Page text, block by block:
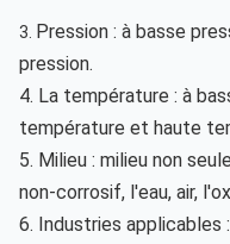
3. Pression : à basse
pression.
4. La température : à
température et haute
5. Milieu : milieu non
non-corrosif, l'eau, air,
6. Industries applicables